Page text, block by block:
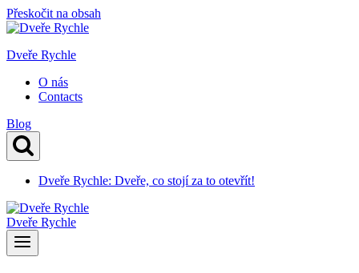
Přeskočit na obsah
Dveře Rychle
O nás
Contacts
Blog
Dveře Rychle: Dveře, co stojí za to otevřít!
Dveře Rychle